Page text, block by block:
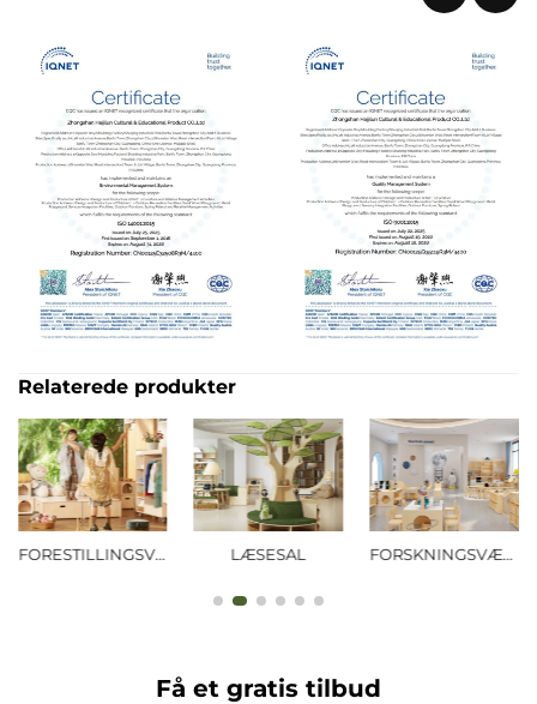
Relaterede produkter
LÆSESAL MAPORA
Få et gratis tilbud